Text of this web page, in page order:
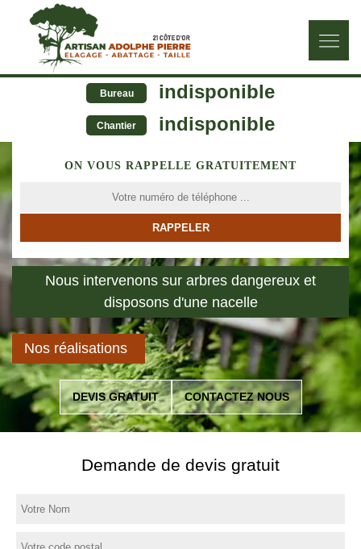
Bureau indisponible
Chantier indisponible
ON VOUS RAPPELLE GRATUITEMENT
Nous intervenons sur arbres dangereux et
disposons d'une nacelle
Nos réalisations
DEVIS GRATUIT CONTACTEZ NOUS
Demande de devis gratuit